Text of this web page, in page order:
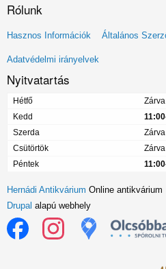
Rólunk
Lábléc
menü
Hasznos Információk Általános
Adatvédelmi irányelvek
Nyitvatartás
Hétfő
Zárva
Kedd
Szerda
Zárva
Csütörtök
Zárva
Péntek
Hernádi Antikvárium Online antikvárium
Drupal alapú webhely